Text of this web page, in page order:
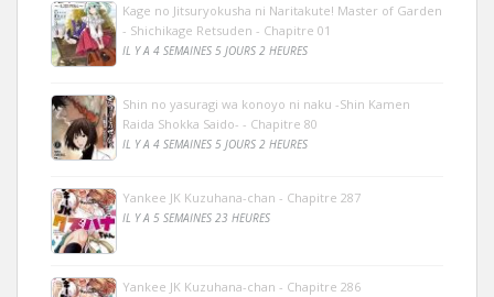
Kage no Jitsuryokusha ni Naritakute! Master of Garden
- Shichikage Retsuden - Chapitre 01
IL Y A 4 SEMAINES 5 JOURS 2 HEURES
Shin no yasuragi wa konoyo ni naku -Shin Kamen
Raida Shokka Saido- - Chapitre 80
IL Y A 4 SEMAINES 5 JOURS 2 HEURES
Yankee JK Kuzuhana-chan - Chapitre 287
IL Y A 5 SEMAINES 23 HEURES
Yankee JK Kuzuhana-chan - Chapitre 286